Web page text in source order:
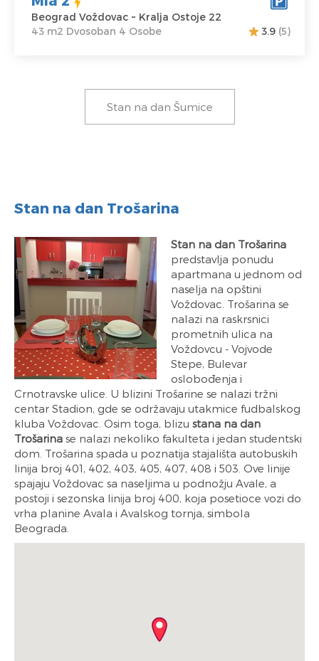
Beograd Voždovac ~ Kralja Ostoje 22
43 m2 Dvosoban 4 Osobe
3.9 (5)
Stan na dan Šumice
Stan na dan Trošarina
Stan na dan Trošarina
predstavlja ponudu
apartmana u jednom od
naselja na opštini
Voždovac. Trošarina se
nalazi na raskrsnici
prometnih ulica na
Voždovcu - Vojvode
Stepe, Bulevar
oslobođenja i
Crnotravske ulice. U blizini Trošarine se nalazi tržni
centar Stadion, gde se održavaju utakmice fudbalskog
kluba Voždovac. Osim toga, blizu stana na dan
Trošarina se nalazi nekoliko fakulteta i jedan studentski
dom. Trošarina spada u poznatija stajališta autobuskih
linija broj 401, 402, 403, 405, 407, 408 i 503. Ove linije
spajaju Voždovac sa naseljima u podnožju Avale, a
postoji i sezonska linija broj 400, koja posetioce vozi do
vrha planine Avala i Avalskog tornja, simbola
Beograda.